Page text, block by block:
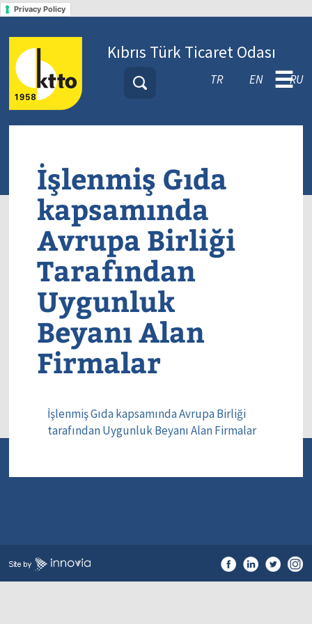
Privacy Policy
Kıbrıs Türk Ticaret Odası
TR EN RU
☰
İşlenmiş Gıda
kapsamında
Avrupa Birliği
Tarafından
Uygunluk
Beyanı Alan
Firmalar
İşlenmiş Gıda kapsamında Avrupa Birliği
tarafından Uygunluk Beyanı Alan Firmalar